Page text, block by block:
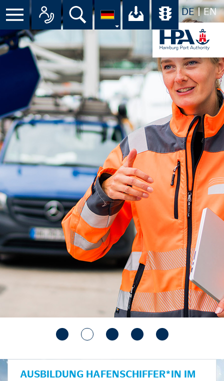
DE EN
Menü Alle Ansprechpartner im
Suche Ihr Download-
AUSBILDUNG HAFENSCHIFFER*IN IM